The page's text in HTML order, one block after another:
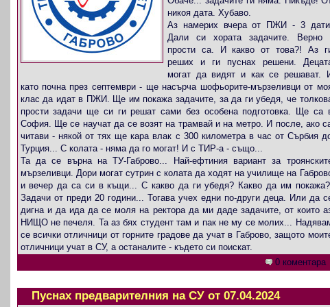
никоя дата. Хубаво.
Аз намерих вчера от ПЖИ - 3 дати.
Дали си хората задачите. Верно
прости са. И какво от това?! Аз
реших и ги пуснах решени.
могат да видят и как се решават.
като почна през септември - ще насърча шофьорите-мързеливци от
клас да идат в ПЖИ. Ще им покажа задачите, за да ги убедя, че
прости задачи ще си ги решат сами без особена подготовка. Ще са
София. Ще се научат да се возят на трамвай и на метро. И после, ако
читави - някой от тях ще кара влак с 300 километра в час от Сърбия
Турция... С колата - няма да го могат! И с ТИР-а - също...
Та да се върна на ТУ-Габрово... Най-ефтиния вариант за
мързеливци. Дори могат сутрин с колата да ходят на училище на
и вечер да са си в къщи... С какво да ги убедя? Какво да им
Задачи от преди 20 години... Тогава учех едни по-други деца. Или да
дигна и да ида да се моля на ректора да ми даде задачите, от които
НИЩО не печеля. Та аз бях студент там и пак не му се молих...
се всички отличници от горните градове да учат в Габрово, защото
отличници учат в СУ, а останалите - където си поискат.
0 коментара
Пуснах предварителния на СУ от 07.04.2024